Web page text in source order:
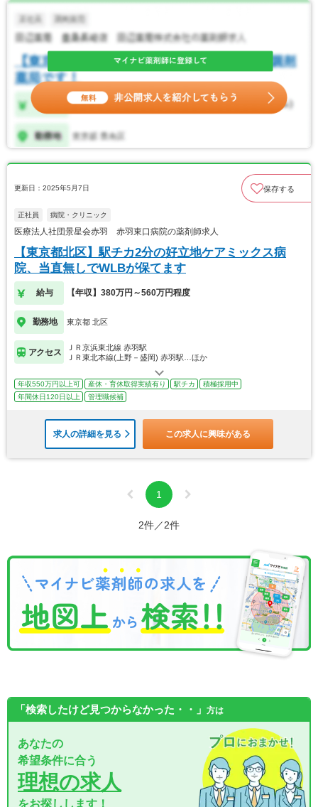
更新日：2025年5月7日 保存する
正社員 病院・クリニック
医療法人社団景星会赤羽 赤羽東口病院の薬剤師求人
【東京都北区】駅チカ2分の好立地ケアミックス病
院、当直無しでWLBが保てます
給与 【年収】380万円～560万円程度
勤務地 東京都 北区
アクセス
ＪＲ京浜東北線 赤羽駅
ＪＲ東北本線(上野－盛岡) 赤羽駅…ほか
年収550万円以上可 産休・育休取得実績有り 駅チカ
積極採用中
年間休日120日以上
管理職候補
求人の詳細を見る この求人に興味がある
1
2件／2件
「検索したけど見つからなかった・・」 方は
あなたの
希望条件に合う
理想の求人
をお探しします！